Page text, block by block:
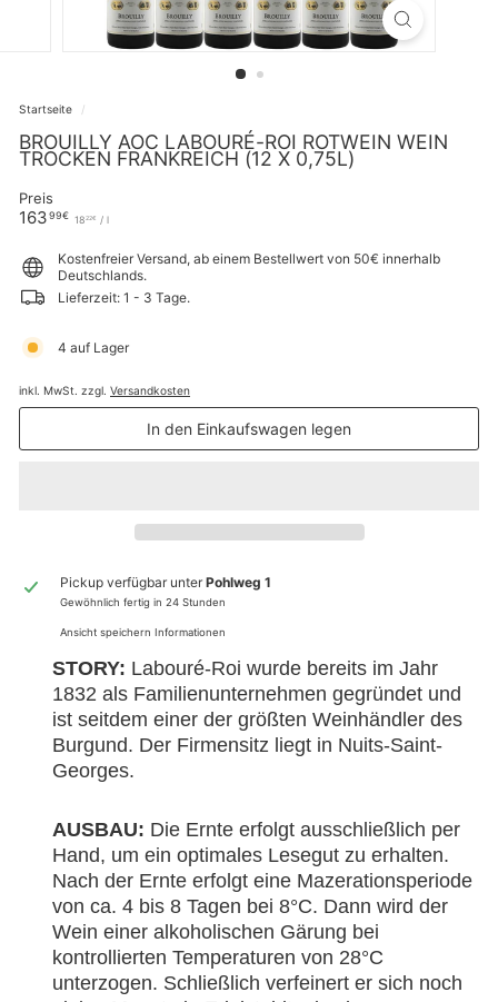
Startseite /
BROUILLY AOC LABOURÉ-ROI ROTWEIN WEIN
TROCKEN FRANKREICH (12 X 0,75L)
Preis
Normaler
16399€163,99€
1822€ 18,22€
/ l
Kostenfreier Versand, ab einem Bestellwert von 50€ innerhalb
Deutschlands.
Lieferzeit: 1 - 3 Tage.
4 auf Lager
inkl. MwSt. zzgl. Versandkosten
In den Einkaufswagen legen
Pickup verfügbar unter Pohlweg 1
Gewöhnlich fertig in 24 Stunden
Ansicht speichern Informationen
STORY: Labouré-Roi wurde bereits im Jahr
1832 als Familienunternehmen gegründet und
ist seitdem einer der größten Weinhändler des
Burgund. Der Firmensitz liegt in Nuits-Saint-
Georges.
AUSBAU: Die Ernte erfolgt ausschließlich per
Hand, um ein optimales Lesegut zu erhalten.
Nach der Ernte erfolgt eine Mazerationsperiode
von ca. 4 bis 8 Tagen bei 8°C. Dann wird der
Wein einer alkoholischen Gärung bei
kontrollierten Temperaturen von 28°C
unterzogen. Schließlich verfeinert er sich noch